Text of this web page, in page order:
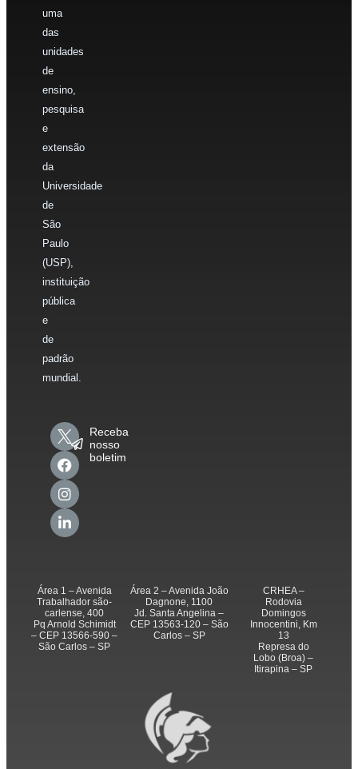
uma
das
unidades
de
ensino,
pesquisa
e
extensão
da
Universidade
de
São
Paulo
(USP),
instituição
pública
e
de
padrão
mundial.
Receba
nosso
boletim
Área 1 – Avenida
Trabalhador são-
carlense, 400
Pq Arnold Schimidt
– CEP 13566-590 –
São Carlos – SP
Área 2 – Avenida João
Dagnone, 1100
Jd. Santa Angelina –
CEP 13563-120 – São
Carlos – SP
CRHEA –
Rodovia
Domingos
Innocentini, Km
13
Represa do
Lobo (Broa) –
Itirapina – SP